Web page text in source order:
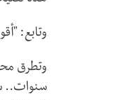
وتابع:
سنوات..